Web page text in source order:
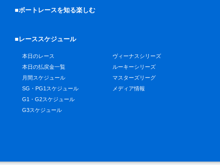
■ボートレースを知る楽しむ
■レーススケジュール
本日のレース
本日の払戻金一覧
月間スケジュール
SG・PG1スケジュール
G1・G2スケジュール
G3スケジュール
ヴィーナスシリーズ
ルーキーシリーズ
マスターズリーグ
メディア情報